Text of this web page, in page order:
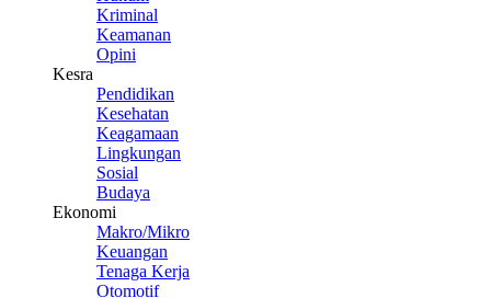
Kriminal
Keamanan
Opini
Kesra
Pendidikan
Kesehatan
Keagamaan
Lingkungan
Sosial
Budaya
Ekonomi
Makro/Mikro
Keuangan
Tenaga Kerja
Otomotif